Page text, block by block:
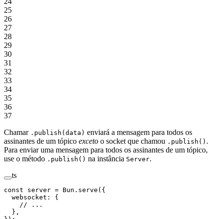
25
26
27
28
29
30
31
32
33
34
35
36
37
Chamar .publish(data) enviará a mensagem para todos os
assinantes de um tópico exceto o socket que chamou .publish() .
Para enviar uma mensagem para todos os assinantes de um tópico,
use o método .publish() na instância Server.
ts
const server = Bun. serve ({
  websocket: {
    // ...
  },